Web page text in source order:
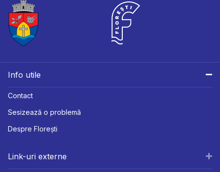
Info utile
Contact
Sesizează o problemă
Despre Florești
Link-uri externe